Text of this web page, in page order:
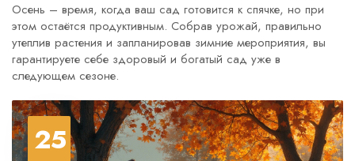
Осень – время, когда ваш сад готовится к спячке, но при
этом остаётся продуктивным. Собрав урожай, правильно
утеплив растения и запланировав зимние мероприятия, вы
гарантируете себе здоровый и богатый сад уже в
следующем сезоне.
25